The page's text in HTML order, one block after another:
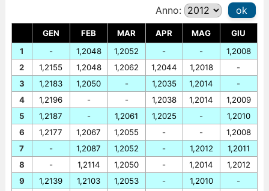
Anno: ok
GEN FEB MAR APR MAG
GIU
1
2
3
4
5
6
7
8
9
-
1,2155
1,2183
1,2196
1,2187
1,2177
-
-
1,2139
1,2048
1,2048
1,2050
-
-
1,2067
1,2087
1,2114
1,2103
1,2052
1,2062
-
-
1,2061
1,2055
1,2052
1,2050
1,2053
-
1,2044
1,2035
1,2038
1,2025
-
-
-
-
-
1,2018
1,2014
1,2014
-
-
1,2012
1,2014
1,2010
1,2008
-
-
1,2009
1,2010
1,2008
1,2011
1,2012
-